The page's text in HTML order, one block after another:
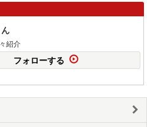
紹介
フォローする